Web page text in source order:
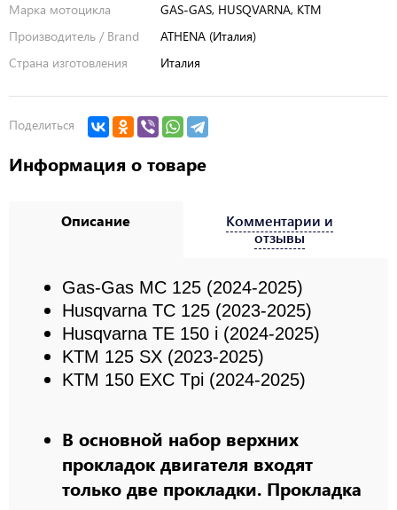
Марка мотоцикла
GAS-GAS, HUSQVARNA, KTM
Производитель / Brand
ATHENA (Италия)
Страна изготовления
Италия
Поделиться
Информация о товаре
Описание
Gas-Gas MC 125 (2024-2025)
Husqvarna TC 125 (2023-2025)
Husqvarna TE 150 i (2024-2025)
KTM 125 SX (2023-2025)
KTM 150 EXC Tpi (2024-2025)
В основной набор верхних
прокладок двигателя входят
только две прокладки. Прокладка
Комментарии и
отзывы